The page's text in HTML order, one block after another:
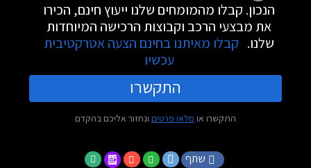
הנכון. קבלו מהמומחים שלנו ייעוץ חינם, הכירו
את מבצעי הרכב וקבוצות הרכישה המיוחדות
שלנו. קבלו מאיתנו בחינם הצעה אטרקטיבית
עכשיו
התקשרו
התקשרו או מלאו פרטים ונחזור אליכם בהקדם
שתף